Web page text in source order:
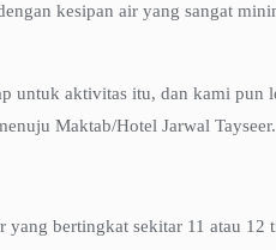
kesipan air yang sangat
untuk aktivitas itu, dan kami pun
Maktab/Hotel Jarwal Tayseer.
bertingkat sekitar 11 atau 12